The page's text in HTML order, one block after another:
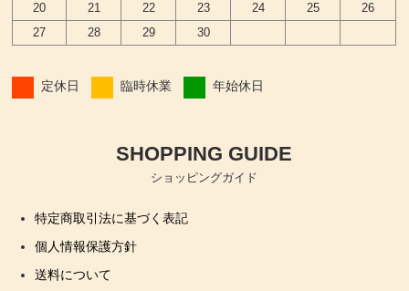
20
21 22 23 24 25
26
27
28 29 30
定休日 臨時休業 年始休日
SHOPPING GUIDE
ショッピングガイド
特定商取引法に基づく表記
個人情報保護方針
送料について